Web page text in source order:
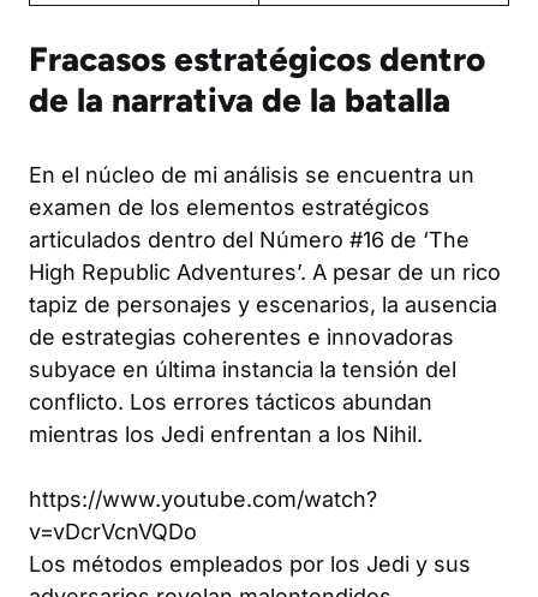
Fracasos estratégicos dentro
de la narrativa de la batalla
En el núcleo de mi análisis se encuentra un
examen de los elementos estratégicos
articulados dentro del Número #16 de ‘The
High Republic Adventures’. A pesar de un rico
tapiz de personajes y escenarios, la ausencia
de estrategias coherentes e innovadoras
subyace en última instancia la tensión del
conflicto. Los errores tácticos abundan
mientras los Jedi enfrentan a los Nihil.
https://www.youtube.com/watch?
v=vDcrVcnVQDo
Los métodos empleados por los Jedi y sus